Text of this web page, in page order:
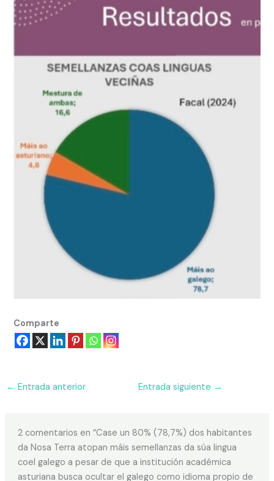
Comparte
← Entrada anterior Entrada siguiente →
2 comentarios en “Case un 80% (78,7%) dos habitantes
da Nosa Terra atopan máis semellanzas da súa lingua
coel galego a pesar de que a institución académica
asturiana busca ocultar el galego como idioma propio de